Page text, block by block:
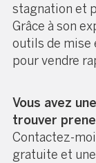
stagnation et
Grâce à son
outils de mise
pour vendre
Vous avez
trouver
Contactez-
gratuite et